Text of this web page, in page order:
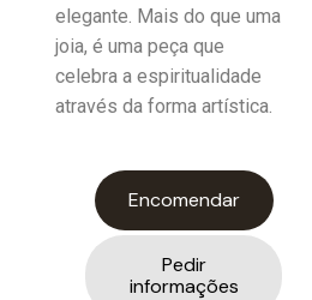
elegante. Mais do que uma
joia, é uma peça que
celebra a espiritualidade
através da forma artística.
Encomendar
Pedir
informações